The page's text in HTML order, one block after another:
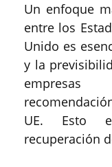
Un enfoque
entre los
Unido es
y la
UE. Esto
recuperación